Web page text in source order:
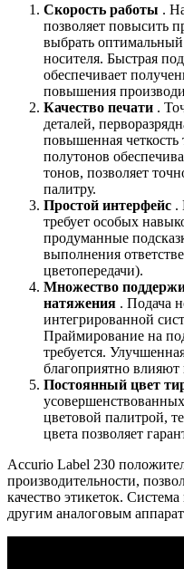
Скорость работы .
позволяет повысить
выбрать
носителя. Быстрая
обеспечивает
повышения
Качество печати .
деталей,
повышенная
полутонов
тонов, позволяет
палитру.
Простой интерфейс .
требует особых
продуманные
выполнения
цветопередачи).
Множество
натяжения . Подача
интегрированной
Праймирование на
требуется.
благоприятно
Постоянный цвет
цветовой палитрой,
цвета позволяет
Accurio Label 230
производительности,
качество этикеток.
другим аналоговым